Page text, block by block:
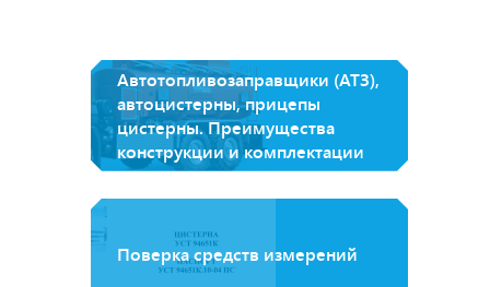
Автотопливозаправщики (АТЗ),
автоцистерны, прицепы
цистерны. Преимущества
конструкции и комплектации
Поверка средств измерений